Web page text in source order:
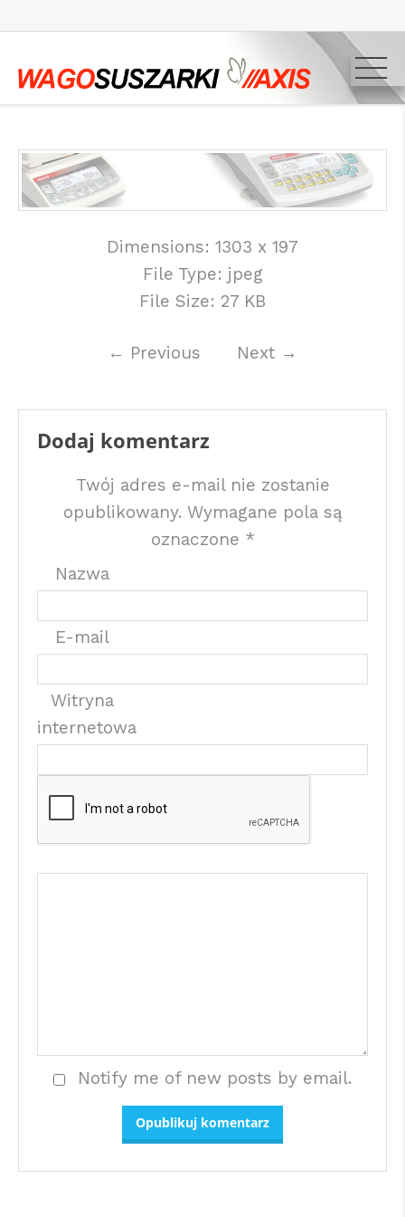
Dimensions: 1303 x 197
File Type: jpeg
File Size: 27 KB
← Previous Next →
Dodaj komentarz
Twój adres e-mail nie zostanie
opublikowany. Wymagane pola są
oznaczone *
Nazwa
E-mail
Witryna
internetowa
Notify me of new posts by email.